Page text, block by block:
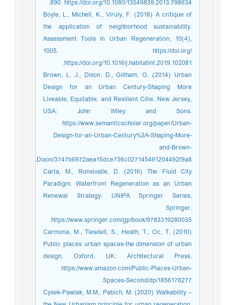
890. https://doi.org/10.1080/13549839.2013.798634.
Boyle, L., Michell, K., Viruly, F. (2018) A critique of
the application of neighborhood sustainability.
Assessment Tools in Urban Regeneration, 10(4),
1005. https://doi.org/
https://doi.org/10.1016/j.habitatint.2019.102081.
Brown, L. J., Dixon, D., Gillham, O. (2014) Urban
Design for an Urban Century-Shaping More
Liveable, Equitable, and Resilient Citie. New Jersey,
USA: John Wiley and Sons.
https://www.semanticscholar.org/paper/Urban-
Design-for-an-Urban-Century%3A-Shaping-More-
and-Brown-
Dixon/3747b6972aea15dce736c027145491204492f9a8.
Carta, M., Ronsivalle, D. (2016) The Fluid City
Paradigm: Waterfront Regeneration as an Urban
Renewal Strategy. UNIPA Springer Series,
Springer.
https://www.springer.com/gp/book/9783319280035.
Carmona, M., Tiesdell, S., Heath, T., Oc, T. (2010)
Public places urban spaces-the dimension of urban
design. Oxford, UK: Architectural Press.
https://www.amazon.com/Public-Places-Urban-
Spaces-Second/dp/1856178277.
Cysek-Pawlak, M.M., Pabich, M. (2020) Walkability –